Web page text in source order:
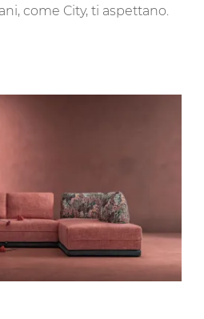
come City, ti aspettano.